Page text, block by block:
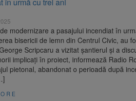
analizează dosarul lui Călin Georgescu
națională pentru biodiversitate 2026-
modernizare a pasajului incendiat în
bisericii de lemn din Centrul Civic, au
Scripcaru a vizitat șantierul și a
implicați în proiect, informează Radio
pietonal, abandonat o perioadă după